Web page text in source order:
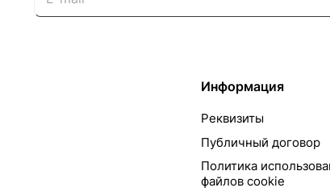
Информация
Реквизиты
Публичный договор
Политика
файлов cookie